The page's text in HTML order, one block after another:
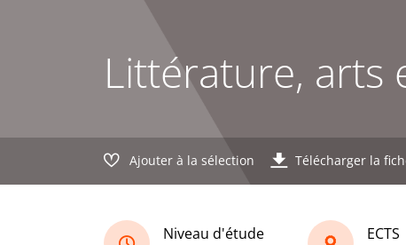
Littérature, arts
Ajouter à la sélection Télécharger la
Niveau d'étude ECTS